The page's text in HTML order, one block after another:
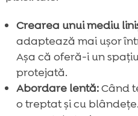
Crearea unui mediu
adaptează mai ușor
Așa că oferă-i un
protejată.
Abordare lentă:Când
o treptat și cu